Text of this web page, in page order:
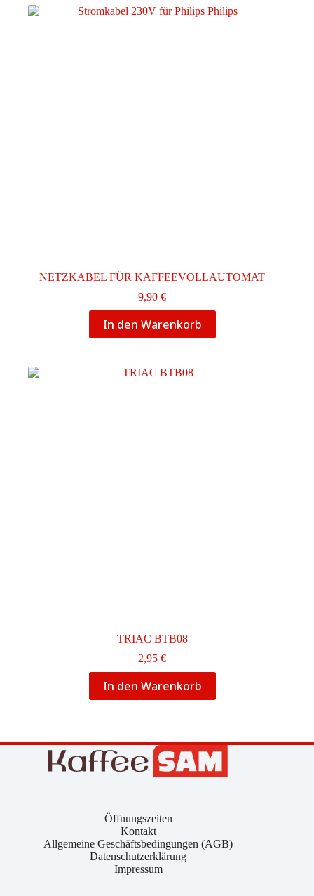
NETZKABEL FÜR KAFFEEVOLLAUTOMAT
9,90€
In den Warenkorb
TRIAC BTB08
2,95€
In den Warenkorb
Öffnungszeiten
Kontakt
Allgemeine Geschäftsbedingungen (AGB)
Datenschutzerklärung
Impressum